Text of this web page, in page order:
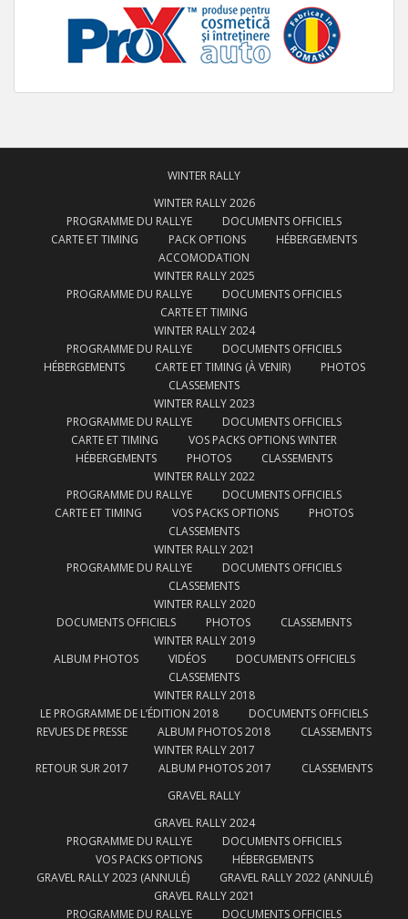
WINTER RALLY
WINTER RALLY 2026
PROGRAMME DU RALLYE
DOCUMENTS OFFICIELS
CARTE ET TIMING
PACK OPTIONS
HÉBERGEMENTS
ACCOMODATION
WINTER RALLY 2025
PROGRAMME DU RALLYE
DOCUMENTS OFFICIELS
CARTE ET TIMING
WINTER RALLY 2024
PROGRAMME DU RALLYE
DOCUMENTS OFFICIELS
HÉBERGEMENTS
CARTE ET TIMING (À VENIR)
PHOTOS
CLASSEMENTS
WINTER RALLY 2023
PROGRAMME DU RALLYE
DOCUMENTS OFFICIELS
CARTE ET TIMING
VOS PACKS OPTIONS WINTER
HÉBERGEMENTS
PHOTOS
CLASSEMENTS
WINTER RALLY 2022
PROGRAMME DU RALLYE
DOCUMENTS OFFICIELS
CARTE ET TIMING
VOS PACKS OPTIONS
PHOTOS
CLASSEMENTS
WINTER RALLY 2021
PROGRAMME DU RALLYE
DOCUMENTS OFFICIELS
CLASSEMENTS
WINTER RALLY 2020
DOCUMENTS OFFICIELS
PHOTOS
CLASSEMENTS
WINTER RALLY 2019
ALBUM PHOTOS
VIDÉOS
DOCUMENTS OFFICIELS
CLASSEMENTS
WINTER RALLY 2018
LE PROGRAMME DE L’ÉDITION 2018
DOCUMENTS OFFICIELS
REVUES DE PRESSE
ALBUM PHOTOS 2018
CLASSEMENTS
WINTER RALLY 2017
RETOUR SUR 2017
ALBUM PHOTOS 2017
CLASSEMENTS
GRAVEL RALLY
GRAVEL RALLY 2024
PROGRAMME DU RALLYE
DOCUMENTS OFFICIELS
VOS PACKS OPTIONS
HÉBERGEMENTS
GRAVEL RALLY 2023 (ANNULÉ)
GRAVEL RALLY 2022 (ANNULÉ)
GRAVEL RALLY 2021
PROGRAMME DU RALLYE
DOCUMENTS OFFICIELS